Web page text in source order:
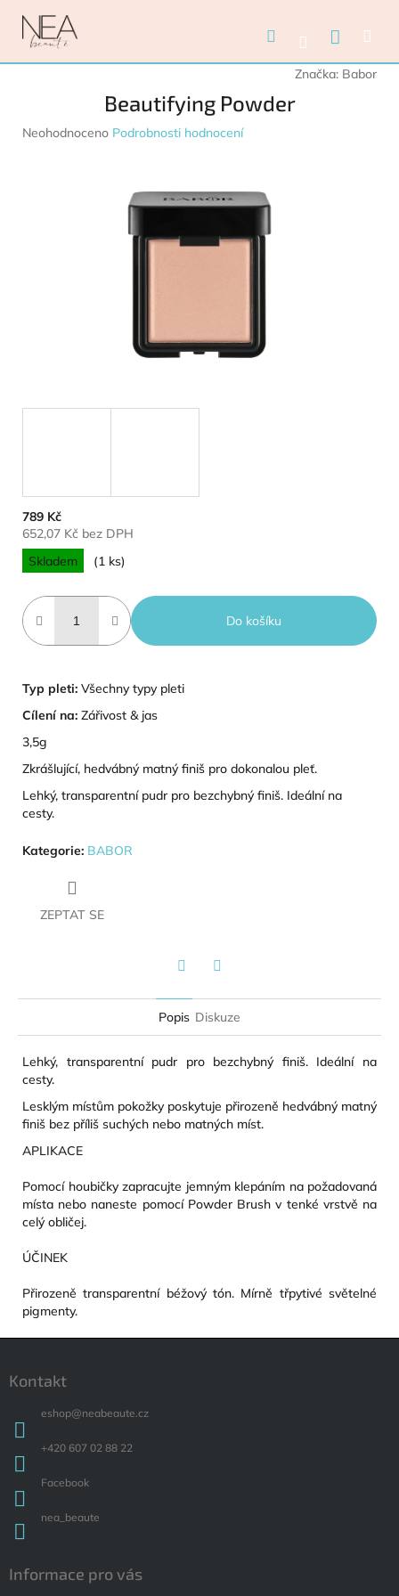
HledatPřihlášení
Značka: Babor
Beautifying Powder
Průměrné hodnocení produktu je 0,0 z 5 hvězdiček.
Neohodnoceno Podrobnosti hodnocení
789 Kč
652,07 Kč bez DPH
Měrná cena:
Skladem (1 ks)
Do košíku
Typ pleti: Všechny typy pleti
Cílení na: Zářivost & jas
3,5g
Zkrášlující, hedvábný matný finiš pro dokonalou pleť.
Lehký, transparentní pudr pro bezchybný finiš. Ideální na
cesty.
Kategorie: BABOR
ZEPTAT SE
Popis Diskuze
Lehký, transparentní pudr pro bezchybný finiš. Ideální na
cesty.
Lesklým místům pokožky poskytuje přirozeně hedvábný matný
finiš bez příliš suchých nebo matných míst.
APLIKACE
Pomocí houbičky zapracujte jemným klepáním na požadovaná
místa nebo naneste pomocí Powder Brush v tenké vrstvě na
celý obličej.
ÚČINEK
Přirozeně transparentní béžový tón. Mírně třpytivé světelné
pigmenty.
Kontakt
eshop@neabeaute.cz
+420 607 02 88 22
Facebook
nea_beaute
Informace pro vás